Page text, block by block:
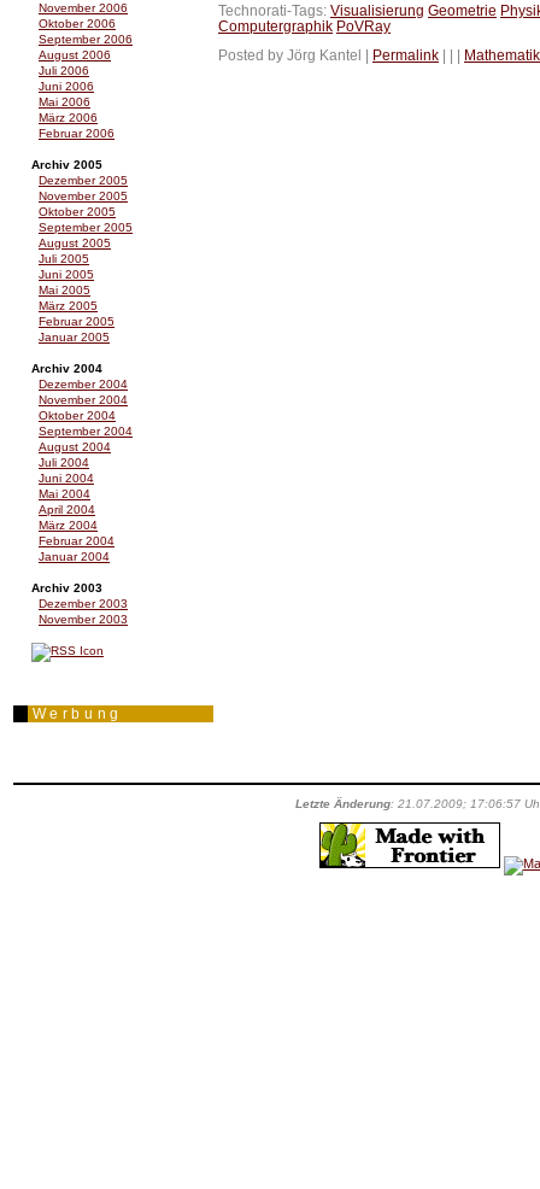
November 2006
Oktober 2006
September 2006
August 2006
Juli 2006
Juni 2006
Mai 2006
März 2006
Februar 2006
Archiv 2005
Dezember 2005
November 2005
Oktober 2005
September 2005
August 2005
Juli 2005
Juni 2005
Mai 2005
März 2005
Februar 2005
Januar 2005
Archiv 2004
Dezember 2004
November 2004
Oktober 2004
September 2004
August 2004
Juli 2004
Juni 2004
Mai 2004
April 2004
März 2004
Februar 2004
Januar 2004
Archiv 2003
Dezember 2003
November 2003
Werbung
Technorati-Tags: Visualisierung Geometrie
Computergraphik PoVRay
Posted by Jörg Kantel | Permalink | | | Mathematik
Letzte Änderung: 21.07.2009; 17:06:57